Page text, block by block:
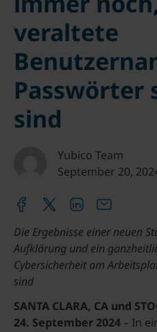
veraltete
Passwörter
sind
Yubico Team
September 20,
Die Ergebnisse einer neuen
Aufklärung und ein
Cybersicherheit am
sind
SANTA CLARA, CA und
24. September 2024 – In